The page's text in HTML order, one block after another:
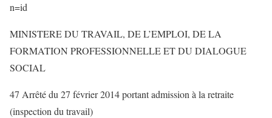
n=id
MINISTERE DU TRAVAIL, DE L’EMPLOI, DE LA
FORMATION PROFESSIONNELLE ET DU DIALOGUE
SOCIAL
47 Arrêté du 27 février 2014 portant admission à la retraite
(inspection du travail)